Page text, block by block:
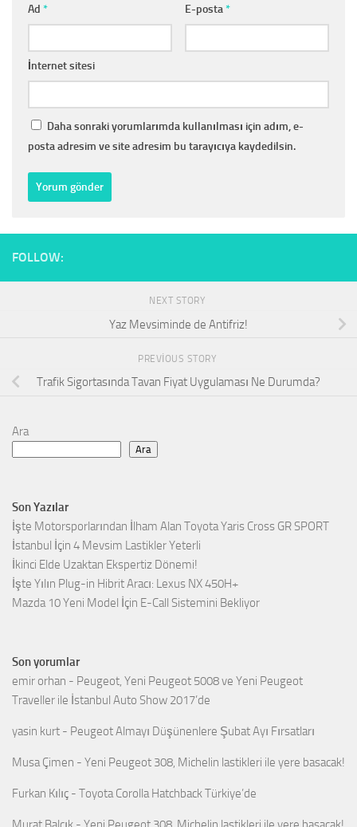
Ad * E-posta*
İnternet sitesi
Daha sonraki yorumlarımda kullanılması için adım, e-
posta adresim ve site adresim bu tarayıcıya kaydedilsin.
FOLLOW:
NEXT STORY
Yaz Mevsiminde de Antifriz!
PREVIOUS STORY
Trafik Sigortasında Tavan Fiyat Uygulaması Ne Durumda?
Ara
Ara
Son Yazılar
İşte Motorsporlarından İlham Alan Toyota Yaris Cross GR SPORT
İstanbul İçin 4 Mevsim Lastikler Yeterli
İkinci Elde Uzaktan Ekspertiz Dönemi!
İşte Yılın Plug-in Hibrit Aracı: Lexus NX 450H+
Mazda 10 Yeni Model İçin E-Call Sistemini Bekliyor
Son yorumlar
emir orhan - Peugeot, Yeni Peugeot 5008 ve Yeni Peugeot
Traveller ile İstanbul Auto Show 2017’de
yasin kurt - Peugeot Almayı Düşünenlere Şubat Ayı Fırsatları
Musa Çimen - Yeni Peugeot 308, Michelin lastikleri ile yere basacak!
Furkan Kılıç - Toyota Corolla Hatchback Türkiye’de